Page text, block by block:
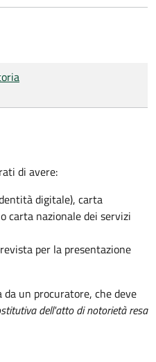
di avere:
digitale), carta
carta nazionale dei servizi
per la presentazione
un procuratore, che deve
dell'atto di notorietà resa